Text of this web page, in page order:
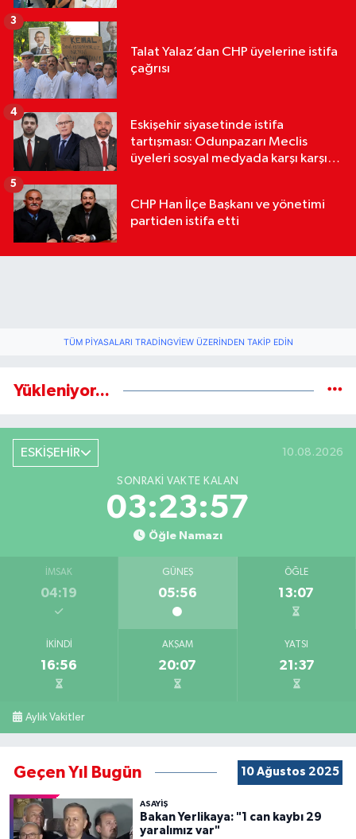
Talat Yalaz’dan CHP üyelerine istifa
çağrısı
3
Eskişehir siyasetinde istifa
tartışması: Odunpazarı Meclis
üyeleri sosyal medyada karşı karşıya
4
CHP Han İlçe Başkanı ve yönetimi
partiden istifa etti
5
TÜM PIYASALARI TRADINGVIEW ÜZERINDEN TAKIP EDIN
Yükleniyor...
ESKİŞEHİR 10.08.2026
SONRAKI VAKTE KALAN
03:23:57
Öğle Namazı
İMSAK
04:19
GÜNEŞ
05:56
ÖĞLE
13:07
İKINDI
16:56
AKŞAM
20:07
YATSI
21:37
Aylık Vakitler
Geçen Yıl Bugün 10 Ağustos 2025
ASAYİŞ
Bakan Yerlikaya: "1 can kaybı 29
yaralımız var"